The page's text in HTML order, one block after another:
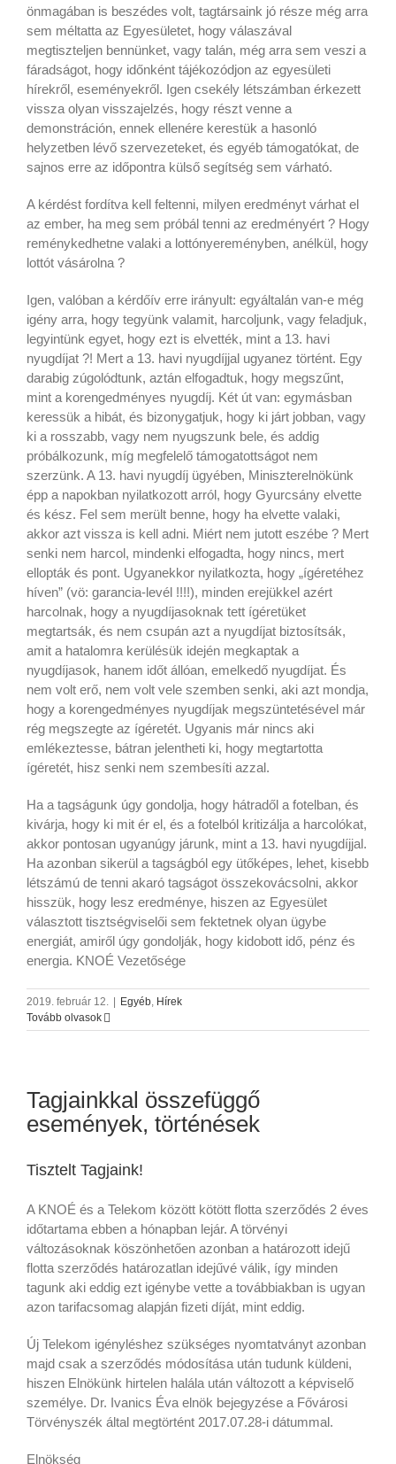
önmagában is beszédes volt, tagtársaink jó része még arra
sem méltatta az Egyesületet, hogy válaszával
megtiszteljen bennünket, vagy talán, még arra sem veszi a
fáradságot, hogy időnként tájékozódjon az egyesületi
hírekről, eseményekről. Igen csekély létszámban érkezett
vissza olyan visszajelzés, hogy részt venne a
demonstráción, ennek ellenére kerestük a hasonló
helyzetben lévő szervezeteket, és egyéb támogatókat, de
sajnos erre az időpontra külső segítség sem várható.
A kérdést fordítva kell feltenni, milyen eredményt várhat el
az ember, ha meg sem próbál tenni az eredményért ? Hogy
reménykedhetne valaki a lottónyereményben, anélkül, hogy
lottót vásárolna ?
Igen, valóban a kérdőív erre irányult: egyáltalán van-e még
igény arra, hogy tegyünk valamit, harcoljunk, vagy feladjuk,
legyintünk egyet, hogy ezt is elvették, mint a 13. havi
nyugdíjat ?! Mert a 13. havi nyugdíjjal ugyanez történt. Egy
darabig zúgolódtunk, aztán elfogadtuk, hogy megszűnt,
mint a korengedményes nyugdíj. Két út van: egymásban
keressük a hibát, és bizonygatjuk, hogy ki járt jobban, vagy
ki a rosszabb, vagy nem nyugszunk bele, és addig
próbálkozunk, míg megfelelő támogatottságot nem
szerzünk. A 13. havi nyugdíj ügyében, Miniszterelnökünk
épp a napokban nyilatkozott arról, hogy Gyurcsány elvette
és kész. Fel sem merült benne, hogy ha elvette valaki,
akkor azt vissza is kell adni. Miért nem jutott eszébe ? Mert
senki nem harcol, mindenki elfogadta, hogy nincs, mert
ellopták és pont. Ugyanekkor nyilatkozta, hogy „ígéretéhez
híven” (vö: garancia-levél !!!!), minden erejükkel azért
harcolnak, hogy a nyugdíjasoknak tett ígéretüket
megtartsák, és nem csupán azt a nyugdíjat biztosítsák,
amit a hatalomra kerülésük idején megkaptak a
nyugdíjasok, hanem időt állóan, emelkedő nyugdíjat. És
nem volt erő, nem volt vele szemben senki, aki azt mondja,
hogy a korengedményes nyugdíjak megszüntetésével már
rég megszegte az ígéretét. Ugyanis már nincs aki
emlékeztesse, bátran jelentheti ki, hogy megtartotta
ígéretét, hisz senki nem szembesíti azzal.
Ha a tagságunk úgy gondolja, hogy hátradől a fotelban, és
kivárja, hogy ki mit ér el, és a fotelból kritizálja a harcolókat,
akkor pontosan ugyanúgy járunk, mint a 13. havi nyugdíjjal.
Ha azonban sikerül a tagságból egy ütőképes, lehet, kisebb
létszámú de tenni akaró tagságot összekovácsolni, akkor
hisszük, hogy lesz eredménye, hiszen az Egyesület
választott tisztségviselői sem fektetnek olyan ügybe
energiát, amiről úgy gondolják, hogy kidobott idő, pénz és
energia. KNOÉ Vezetősége
2019. február 12. Egyéb, Hírek
Tovább olvasok
Tagjainkkal összefüggő
események, történések
Tisztelt Tagjaink!
A KNOÉ és a Telekom között kötött flotta szerződés 2 éves
időtartama ebben a hónapban lejár. A törvényi
változásoknak köszönhetően azonban a határozott idejű
flotta szerződés határozatlan idejűvé válik, így minden
tagunk aki eddig ezt igénybe vette a továbbiakban is ugyan
azon tarifacsomag alapján fizeti díját, mint eddig.
Új Telekom igényléshez szükséges nyomtatványt azonban
majd csak a szerződés módosítása után tudunk küldeni,
hiszen Elnökünk hirtelen halála után változott a képviselő
személye. Dr. Ivanics Éva elnök bejegyzése a Fővárosi
Törvényszék által megtörtént 2017.07.28-i dátummal.
Elnökség